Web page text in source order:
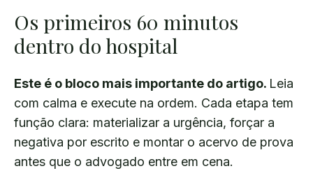
Os primeiros 60 minutos
dentro do hospital
Este é o bloco mais importante do artigo. Leia
com calma e execute na ordem. Cada etapa tem
função clara: materializar a urgência, forçar a
negativa por escrito e montar o acervo de prova
antes que o advogado entre em cena.